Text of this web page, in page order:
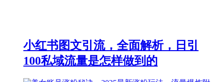
小红书图文引流，全面解析，日引
100私域流量是怎样做到的